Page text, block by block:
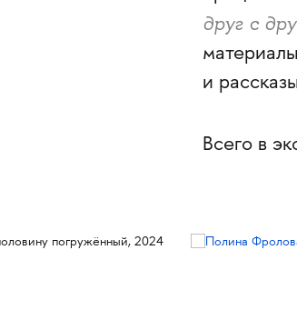
друг с
и
Всего в